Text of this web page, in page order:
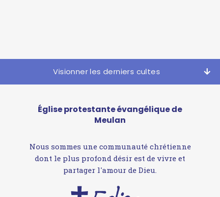
Visionner les derniers cultes
Église protestante évangélique de
Meulan
Nous sommes une communauté chrétienne
dont le plus profond désir est de vivre et
partager l'amour de Dieu.